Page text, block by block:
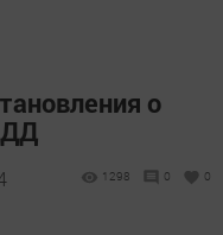
о
1298 0 0